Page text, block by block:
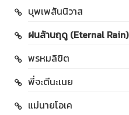
บุพเพสันนิวาส
ฝนล้านฤดู (Eternal Rain)
พรหมลิขิต
พี่จะตีนะเนย
แม่นายโอเค